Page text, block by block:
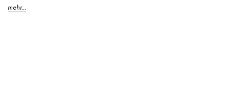
mehr...